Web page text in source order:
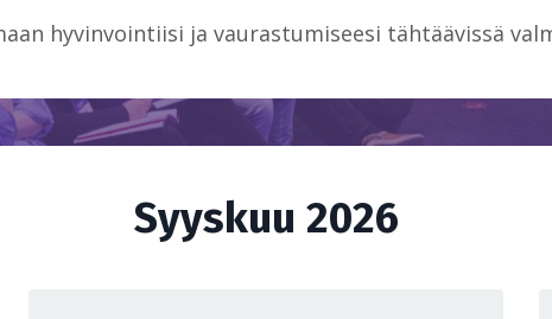
hyvinvointiisi ja vaurastumiseesi tähtäävissä
Syyskuu 2026